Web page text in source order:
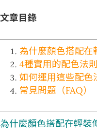
文章目錄
為什麼顏色搭配在
4種實用的配色法則
如何運用這些配色
常見問題（FAQ）
為什麼顏色搭配在輕裝